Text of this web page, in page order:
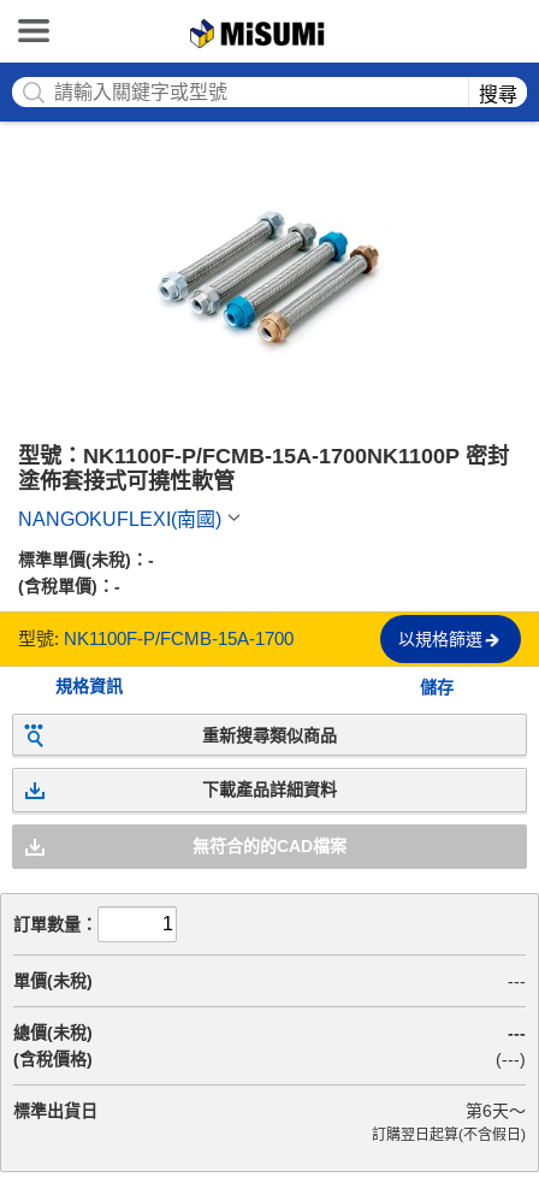
搜尋
型號：NK1100F-P/FCMB-15A-1700NK1100P 密封
塗佈套接式可撓性軟管
NANGOKUFLEXI(南國)
標準單價(未稅)： -
(含稅單價)： -
型號: NK1100F-P/FCMB-15A-1700 以規格篩選
規格資訊 儲存
重新搜尋類似商品
下載產品詳細資料
無符合的的CAD檔案
訂單數量：
單價(未稅) ---
總價(未稅)
(含稅價格)
---
(---)
標準出貨日 第6天～
訂購翌日起算(不含假日)